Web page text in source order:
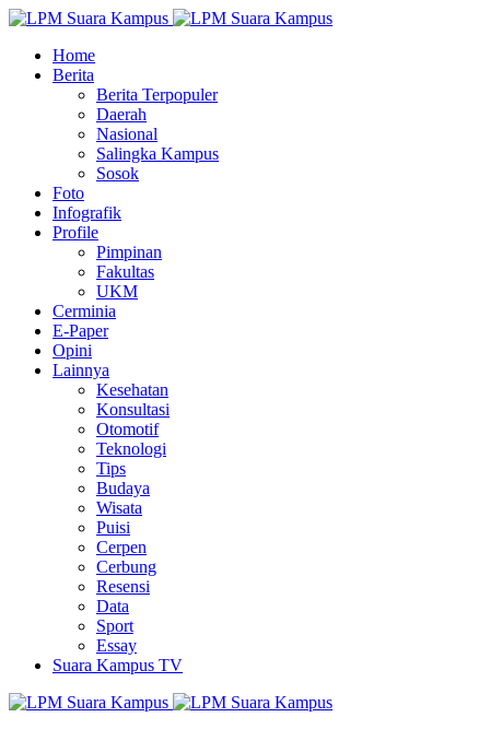
Home
Berita
Berita Terpopuler
Daerah
Nasional
Salingka Kampus
Sosok
Foto
Infografik
Profile
Pimpinan
Fakultas
UKM
Cerminia
E-Paper
Opini
Lainnya
Kesehatan
Konsultasi
Otomotif
Teknologi
Tips
Budaya
Wisata
Puisi
Cerpen
Cerbung
Resensi
Data
Sport
Essay
Suara Kampus TV